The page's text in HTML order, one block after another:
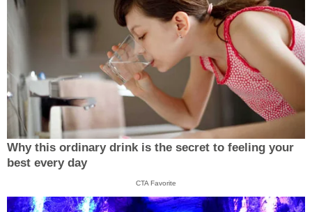
Why this ordinary drink is the secret to feeling your
best every day
CTA Favorite